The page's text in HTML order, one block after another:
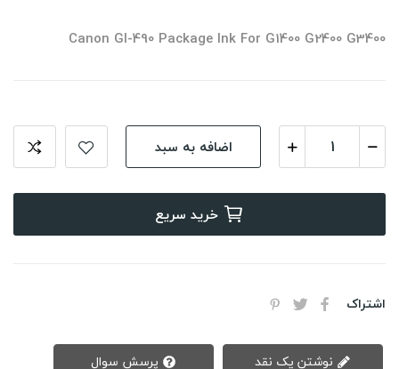
Canon GI-490 Package Ink For G1400 G2400 G3400
اضافه به سبد
خرید سریع
اشتراک